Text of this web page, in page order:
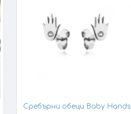
Сребърни обеци Baby Hands